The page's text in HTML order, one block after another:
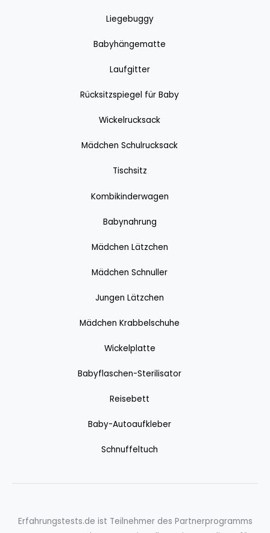
Liegebuggy
Babyhängematte
Laufgitter
Rücksitzspiegel für Baby
Wickelrucksack
Mädchen Schulrucksack
Tischsitz
Kombikinderwagen
Babynahrung
Mädchen Lätzchen
Mädchen Schnuller
Jungen Lätzchen
Mädchen Krabbelschuhe
Wickelplatte
Babyflaschen-Sterilisator
Reisebett
Baby-Autoaufkleber
Schnuffeltuch
Erfahrungstests.de ist Teilnehmer des Partnerprogramms